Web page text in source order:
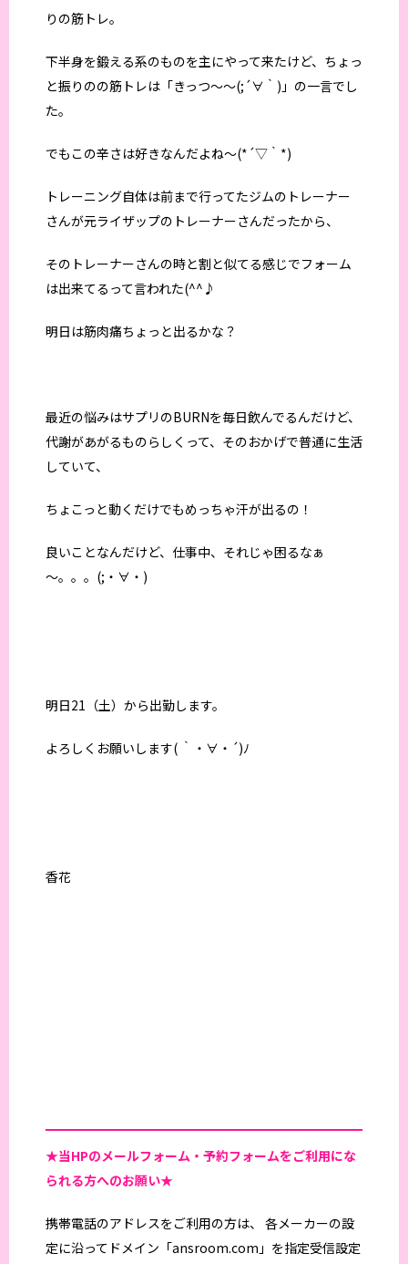
りの筋トレ。
下半身を鍛える系のものを主にやって来たけど、ちょっ
と振りのの筋トレは「きっつ～～(;´∀｀)」の一言でし
た。
でもこの辛さは好きなんだよね～(*´▽｀*)
トレーニング自体は前まで行ってたジムのトレーナー
さんが元ライザップのトレーナーさんだったから、
そのトレーナーさんの時と割と似てる感じでフォーム
は出来てるって言われた(^^♪
明日は筋肉痛ちょっと出るかな？
最近の悩みはサプリのBURNを毎日飲んでるんだけど、
代謝があがるものらしくって、そのおかげで普通に生活
していて、
ちょこっと動くだけでもめっちゃ汗が出るの！
良いことなんだけど、仕事中、それじゃ困るなぁ
～。。。(;・∀・)
明日21（土）から出勤します。
よろしくお願いします( ｀・∀・´)ﾉ
香花
★当HPのメールフォーム・予約フォームをご利用にな
られる方へのお願い★
携帯電話のアドレスをご利用の方は、 各メーカーの設
定に沿ってドメイン「ansroom.com」を指定受信設定